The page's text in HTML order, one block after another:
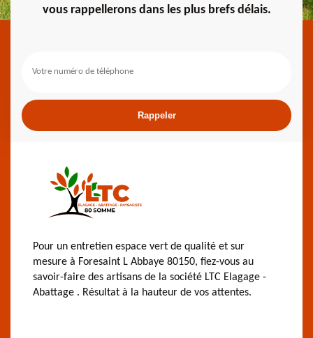
vous rappellerons dans les plus brefs délais.
Pour un entretien espace vert de qualité et sur
mesure à Foresaint L Abbaye 80150, fiez-vous au
savoir-faire des artisans de la société LTC Elagage -
Abattage . Résultat à la hauteur de vos attentes.